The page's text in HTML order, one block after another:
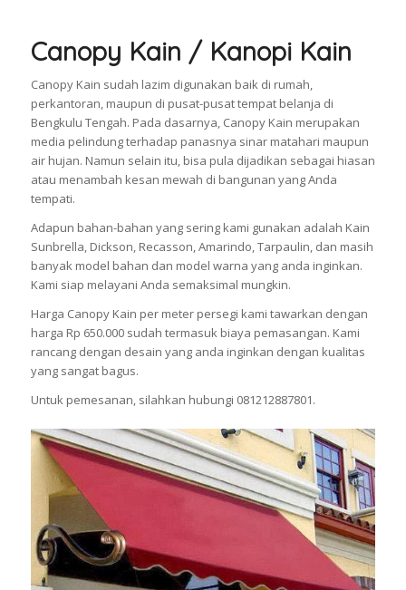
Canopy Kain / Kanopi Kain
Canopy Kain sudah lazim digunakan baik di rumah,
perkantoran, maupun di pusat-pusat tempat belanja di
Bengkulu Tengah. Pada dasarnya, Canopy Kain merupakan
media pelindung terhadap panasnya sinar matahari maupun
air hujan. Namun selain itu, bisa pula dijadikan sebagai hiasan
atau menambah kesan mewah di bangunan yang Anda
tempati.
Adapun bahan-bahan yang sering kami gunakan adalah Kain
Sunbrella, Dickson, Recasson, Amarindo, Tarpaulin, dan masih
banyak model bahan dan model warna yang anda inginkan.
Kami siap melayani Anda semaksimal mungkin.
Harga Canopy Kain per meter persegi kami tawarkan dengan
harga Rp 650.000 sudah termasuk biaya pemasangan. Kami
rancang dengan desain yang anda inginkan dengan kualitas
yang sangat bagus.
Untuk pemesanan, silahkan hubungi 081212887801.